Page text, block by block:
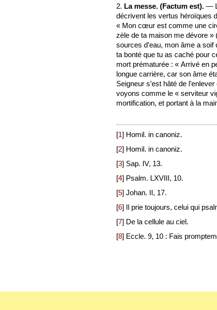
2. La messe. (Factum est). —
décrivent les vertus héroïques
« Mon cœur est comme une
zèle de ta maison me dévore
sources d’eau, mon âme a soif
ta bonté que tu as caché pour
mort prématurée : « Arrivé en
longue carrière, car son âme
Seigneur s’est hâté de
voyons comme le « serviteur
mortification, et portant à la
[1] Homil. in canoniz.
[2] Homil. in canoniz.
[3] Sap. IV, 13.
[4] Psalm. LXVIII, 10.
[5] Johan. II, 17.
[6] Il prie toujours, celui qui
[7] De la cellule au ciel.
[8] Eccle. 9, 10 : Fais